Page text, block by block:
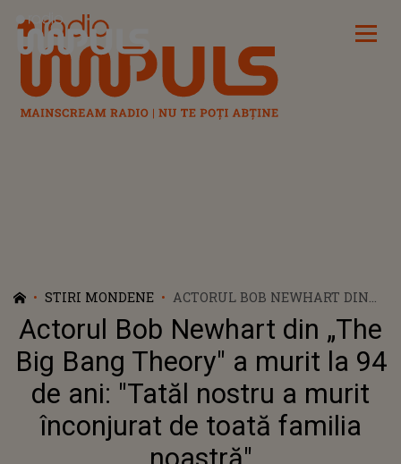
Radio Impuls
STIRI MONDENE
ACTORUL BOB NEWHART DIN
„THE BIG BANG THEORY" A
MURIT LA 94 DE ANI: "TATĂL
NOSTRU A MURIT ÎNCONJURAT
DE TOATĂ FAMILIA NOASTRĂ"
Actorul Bob Newhart din „The
Big Bang Theory" a murit la 94
de ani: "Tatăl nostru a murit
înconjurat de toată familia